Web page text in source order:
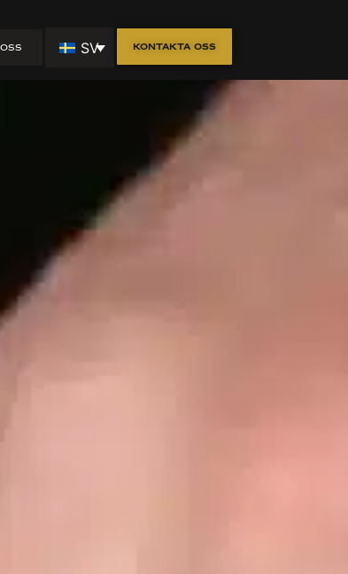
SV Kontakta oss
med